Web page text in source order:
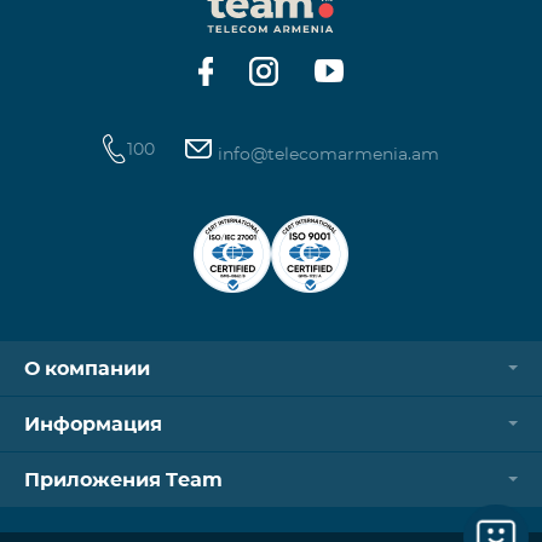
Контроллер Aqara Hub M3 Освещение — 3 зоны
100 info@telecomarmenia.am
О компании
Информация
Приложения Team